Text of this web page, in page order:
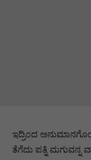
ಇದ್ರಿಂದ
ತೆಗೆದು ಪತ್ನಿ ಮಗುವನ್ನ